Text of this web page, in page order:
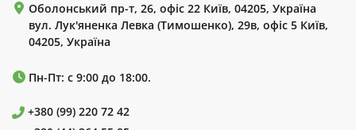
Оболонський пр-т, 26, офіс 22 Київ, 04205, Україна
вул. Лук'яненка Левка (Тимошенко), 29в, офіс 5 Київ,
04205, Україна
Пн-Пт: с 9:00 до 18:00.
+380 (99) 220 72 42